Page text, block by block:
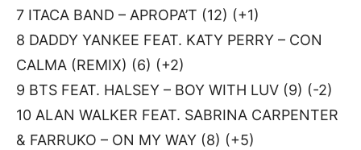
7 ITACA BAND – APROPA’T (12) (+1)
8 DADDY YANKEE FEAT. KATY PERRY – CON
CALMA (REMIX) (6) (+2)
9 BTS FEAT. HALSEY – BOY WITH LUV (9) (-2)
10 ALAN WALKER FEAT. SABRINA CARPENTER
& FARRUKO – ON MY WAY (8) (+5)